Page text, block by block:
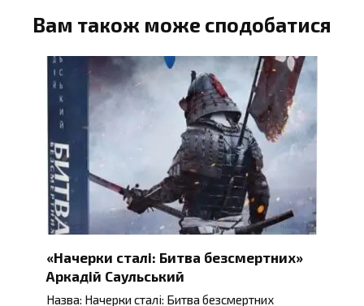
Вам також може сподобатися
«Начерки сталі: Битва безсмертних»
Аркадій Саульський
Назва: Начерки сталі: Битва безсмертних